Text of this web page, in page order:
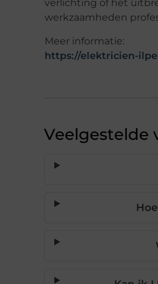
verlichting of het
werkzaamheden
Meer informatie:
https://elektricien-
Veelgestelde